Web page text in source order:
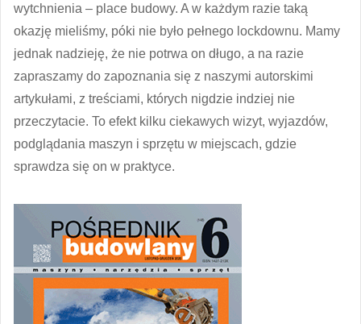
wytchnienia – place budowy. A w każdym razie taką
okazję mieliśmy, póki nie było pełnego lockdownu. Mamy
jednak nadzieję, że nie potrwa on długo, a na razie
zapraszamy do zapoznania się z naszymi autorskimi
artykułami, z treściami, których nigdzie indziej nie
przeczytacie. To efekt kilku ciekawych wizyt, wyjazdów,
podglądania maszyn i sprzętu w miejscach, gdzie
sprawdza się on w praktyce.